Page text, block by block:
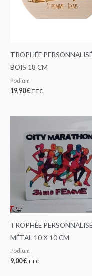
TROPHÉE
BOIS 18 CM
Podium
19,90€ TTC
TROPHÉE
MÉTAL 10 X 10 CM
Podium
9,00€ TTC